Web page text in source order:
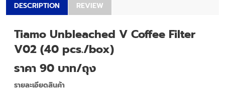
DESCRIPTION REVIEW
Tiamo Unbleached V Coffee Filter
V02 (40 pcs./box)
ราคา 90 บาท/ถุง
รายละเอียดสินค้า